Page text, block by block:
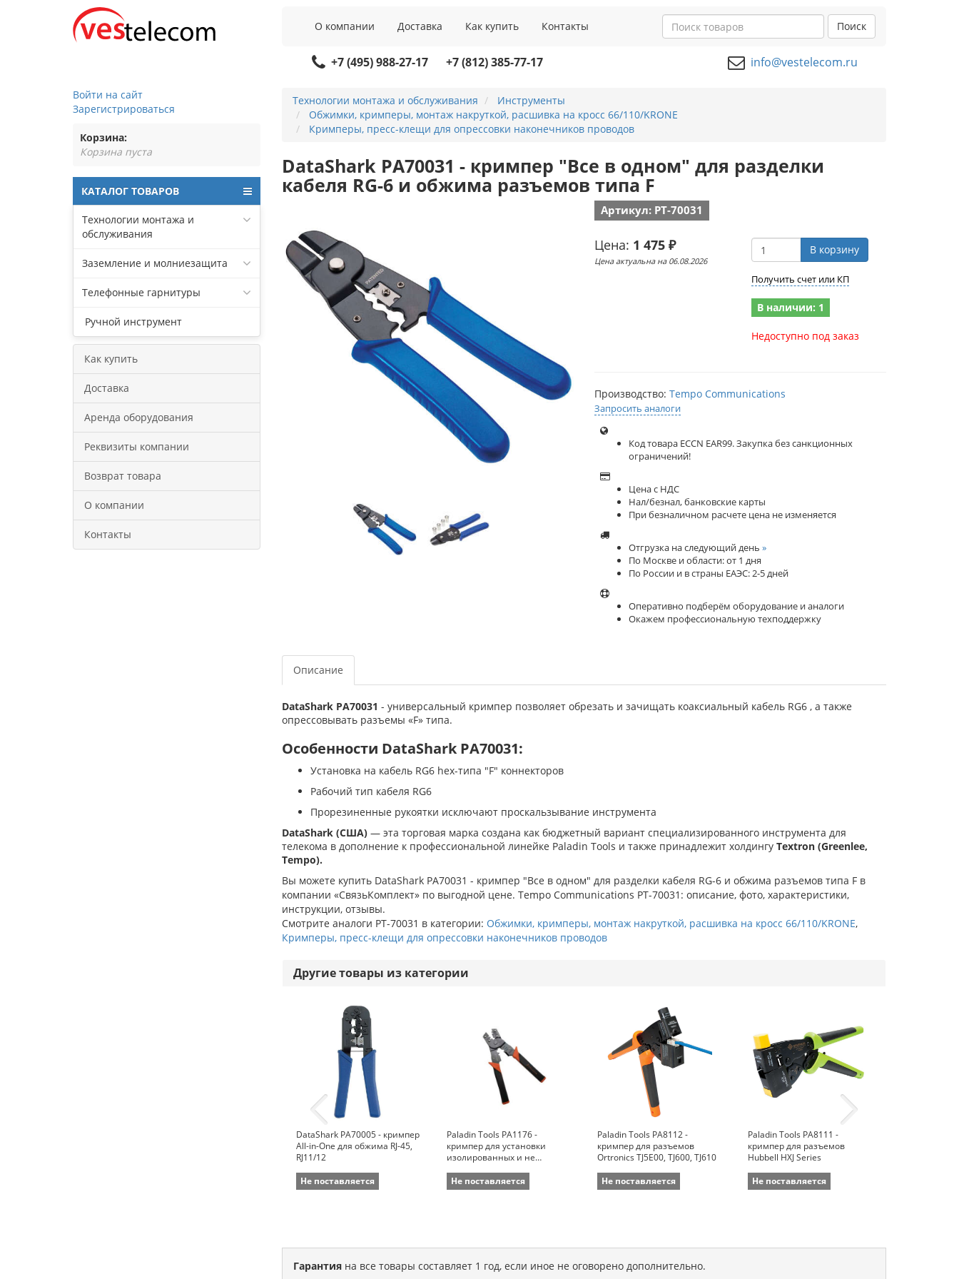
О компании Доставка Как купить Контакты Поиск
+7 (495) 988-27-17 +7 (812) 385-77-17 info@vestelecom.ru
Войти на сайт
Зарегистрироваться
Корзина:
Корзина пуста
КАТАЛОГ ТОВАРОВ
Технологии монтажа и
обслуживания
Заземление и молниезащита
Телефонные гарнитуры
Ручной инструмент
Как купить
Доставка
Аренда оборудования
Реквизиты компании
Возврат товара
О компании
Контакты
Технологии монтажа и обслуживания
Инструменты
Обжимки, кримперы, монтаж накруткой, расшивка на кросс 66/110/KRONE
Кримперы, пресс-клещи для опрессовки наконечников проводов
DataShark PA70031 - кримпер "Все в одном" для разделки
кабеля RG-6 и обжима разъемов типа F
Артикул: PT-70031
Цена: 1 475 ₽
Цена актуальна на 06.08.2026
В корзину
Получить счет или КП
В наличии: 1
Недоступно под заказ
Производство:Tempo Communications
Запросить аналоги
Код товара ECCN EAR99. Закупка без санкционных
ограничений!
Цена с НДС
Нал/безнал, банковские карты
При безналичном расчете цена не изменяется
Отгрузка на следующий день»
По Москве и области: от 1 дня
По России и в страны ЕАЭС: 2-5 дней
Оперативно подберём оборудование и аналоги
Окажем профессиональную техподдержку
Описание
DataShark PA70031 - универсальный кримпер позволяет обрезать и зачищать коаксиальный кабель RG6 , а также
опрессовывать разъемы «F» типа.
Особенности DataShark PA70031:
Установка на кабель RG6 hex-типа "F" коннекторов
Рабочий тип кабеля RG6
Прорезиненные рукоятки исключают проскальзывание инструмента
DataShark (США) — эта торговая марка создана как бюджетный вариант специализированного инструмента для
телекома в дополнение к профессиональной линейке Paladin Tools и также принадлежит холдингу Textron (Greenlee,
Tempo).
Вы можете купить DataShark PA70031 - кримпер "Все в одном" для разделки кабеля RG-6 и обжима разъемов типа F в
компании «СвязьКомплект» по выгодной цене. Tempo Communications PT-70031: описание, фото, характеристики,
инструкции, отзывы.
Смотрите аналоги PT-70031 в категории: Обжимки, кримперы, монтаж накруткой, расшивка на кросс 66/110/KRONE,
Кримперы, пресс-клещи для опрессовки наконечников проводов
Другие товары из категории
DataShark PA70005 - кримпер
All-in-One для обжима RJ-45,
RJ11/12
Не поставляется
Paladin Tools PA1176 -
кримпер для установки
изолированных и не
наконечников и контактов
D-Sub
Не поставляется
Paladin Tools PA8112 -
кримпер для разъемов
Ortronics TJ5E00, TJ600, TJ610
Не поставляется
Paladin Tools PA8111 -
кримпер для разъемов
Hubbell HXJ Series
Не поставляется
Гарантияна все товары составляет 1 год, если иное не оговорено дополнительно.